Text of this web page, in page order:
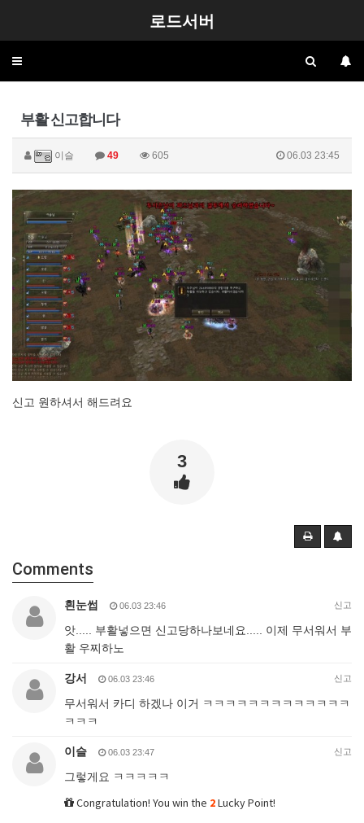
로드서버
Toggle
부활 신고합니다
이슬 49 605 06.03 23:45
신고 원하셔서 해드려요
3
Comments
흰눈썹 06.03 23:46 신고
앗..... 부활넣으면 신고당하나보네요..... 이제 무서워서 부
활 우찌하노
강서 06.03 23:46 신고
무서워서 카디 하겠나 이거 ㅋㅋㅋㅋㅋㅋㅋㅋㅋㅋㅋㅋㅋ
ㅋㅋㅋ
이슬 06.03 23:47 신고
그렇게요 ㅋㅋㅋㅋㅋ
Congratulation! You win the 2Lucky Point!